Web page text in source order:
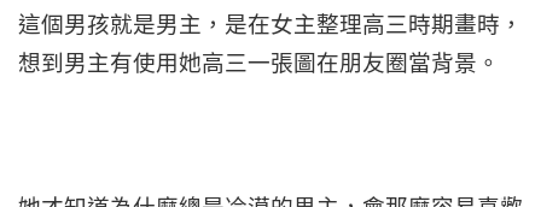
這個男孩就是男主，是在女主整理高三時期畫時，
想到男主有使用她高三一張圖在朋友圈當背景。